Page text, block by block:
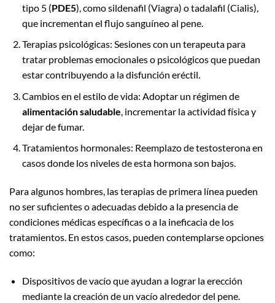
tipo 5 (PDE5), como sildenafil (Viagra) o tadalafil (Cialis),
que incrementan el flujo sanguíneo al pene.
Terapias psicológicas: Sesiones con un terapeuta para
tratar problemas emocionales o psicológicos que puedan
estar contribuyendo a la disfunción eréctil.
Cambios en el estilo de vida: Adoptar un régimen de
alimentación saludable , incrementar la actividad física y
dejar de fumar.
Tratamientos hormonales: Reemplazo de testosterona en
casos donde los niveles de esta hormona son bajos.
Para algunos hombres, las terapias de primera línea pueden
no ser suficientes o adecuadas debido a la presencia de
condiciones médicas específicas o a la ineficacia de los
tratamientos. En estos casos, pueden contemplarse opciones
como:
Dispositivos de vacío que ayudan a lograr la erección
mediante la creación de un vacío alrededor del pene.